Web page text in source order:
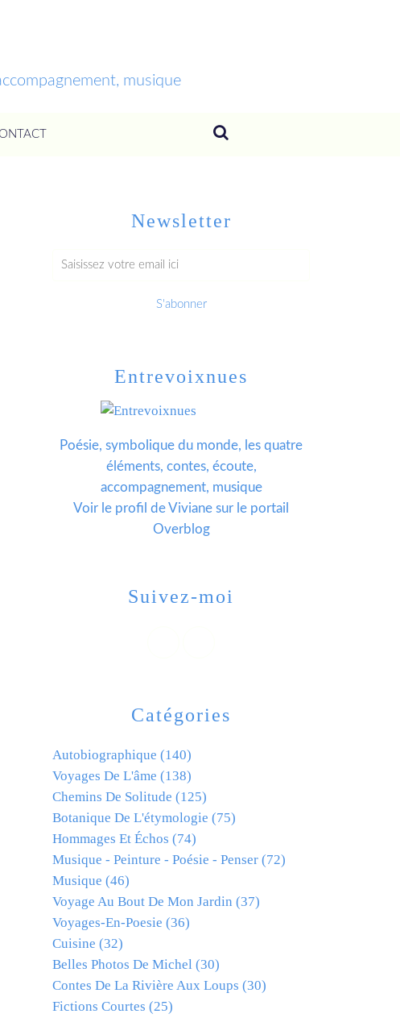
musique
Newsletter
Catégories
Autobiographique (140)
Voyages De L'âme (138)
Chemins De Solitude (125)
Botanique De L'étymologie (75)
Hommages Et Échos (74)
Musique - Peinture - Poésie - Penser (72)
Musique (46)
Voyage Au Bout De Mon Jardin (37)
Voyages-En-Poesie (36)
Cuisine (32)
Belles Photos De Michel (30)
Contes De La Rivière Aux Loups (30)
Fictions Courtes (25)
Entrevoixnues
Poésie, symbolique du monde, les quatre
éléments, contes, écoute,
accompagnement, musique
Voir le profil deViviane sur le portail
Overblog
Suivez-moi